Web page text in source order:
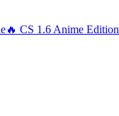
🔥 CS 1.6 Anime Edition